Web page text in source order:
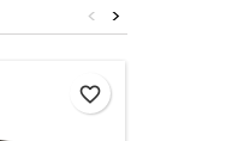
>
<
favorite_border